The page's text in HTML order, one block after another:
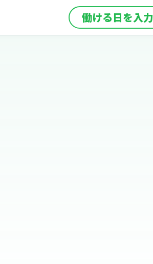
働ける日を入力